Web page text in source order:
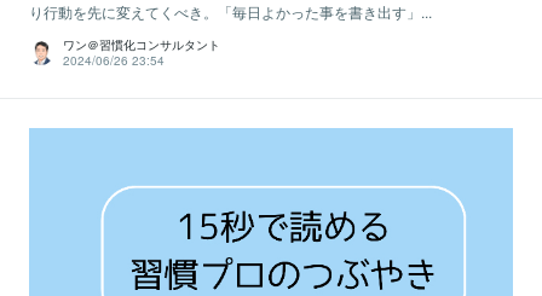
り行動を先に変えてくべき。「毎日よかった事を書き出す」...
ワン＠習慣化コンサルタント
2024/06/26 23:54